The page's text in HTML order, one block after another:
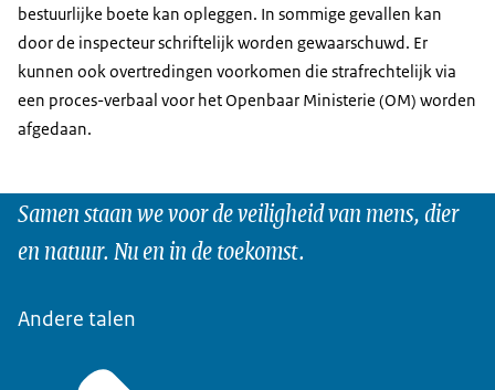
bestuurlijke boete kan opleggen. In sommige gevallen kan
door de inspecteur schriftelijk worden gewaarschuwd. Er
kunnen ook overtredingen voorkomen die strafrechtelijk via
een proces-verbaal voor het Openbaar Ministerie (OM) worden
afgedaan.
Samen staan we voor de veiligheid van mens, dier
en natuur. Nu en in de toekomst.
Andere talen